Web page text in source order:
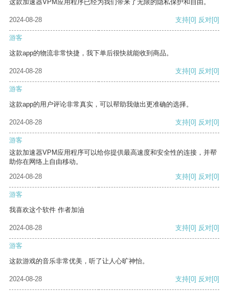
这款加速器VPM应用程序已经为我们带来了无限的隐私保护和自由。
2024-08-28 支持[0] 反对[0]
游客
这款app的物流非常快捷，我下单后很快就能收到商品。
2024-08-28 支持[0] 反对[0]
游客
这款app的用户评论非常真实，可以帮助我做出更准确的选择。
2024-08-28 支持[0] 反对[0]
游客
这款加速器VPM应用程序可以给你提供最高速度和安全性的连接，并帮
助你在网络上自由移动。
2024-08-28
支持[0] 反对[0]
游客
我喜欢这个软件 作者加油
2024-08-28 支持[0] 反对[0]
游客
这款游戏的音乐非常优美，听了让人心旷神怡。
2024-08-28 支持[0] 反对[0]